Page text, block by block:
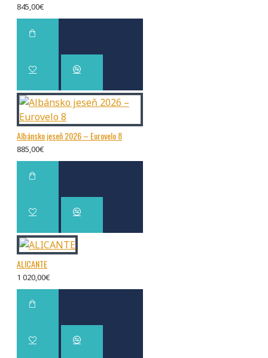
845,00€
Albánsko jeseň 2026 – Eurovelo 8
885,00€
ALICANTE
1 020,00€